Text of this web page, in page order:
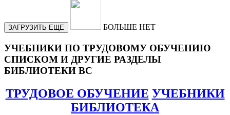
ЗАГРУЗИТЬ ЕЩЕ БОЛЬШЕ НЕТ
УЧЕБНИКИ ПО ТРУДОВОМУ ОБУЧЕНИЮ
СПИСКОМ И ДРУГИЕ РАЗДЕЛЫ
БИБЛИОТЕКИ ВС
ТРУДОВОЕ ОБУЧЕНИЕ УЧЕБНИКИ
БИБЛИОТЕКА